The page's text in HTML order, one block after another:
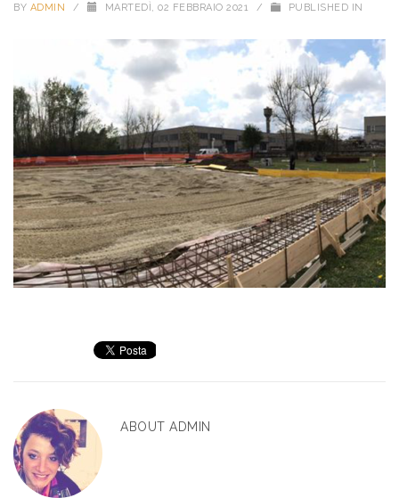
BY ADMIN / MARTEDÌ, 02 FEBBRAIO 2021 / PUBLISHED IN
ABOUT ADMIN